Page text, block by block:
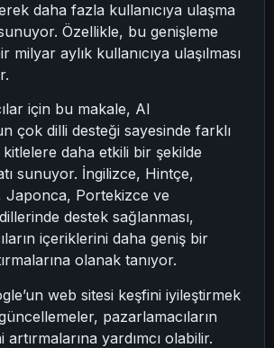
daha fazla kullanıcıya ulaşma
Özellikle, bu genişleme
milyar aylık kullanıcıya ulaşılması
için bu makale, AI
çok dilli desteği sayesinde farklı
daha etkili bir şekilde
sunuyor. İngilizce, Hintçe,
Japonca, Portekizce ve
destek sağlanması,
içeriklerini daha geniş bir
olanak tanıyor.
web sitesi keşfini iyileştirmek
pazarlamacıların
yardımcı olabilir.